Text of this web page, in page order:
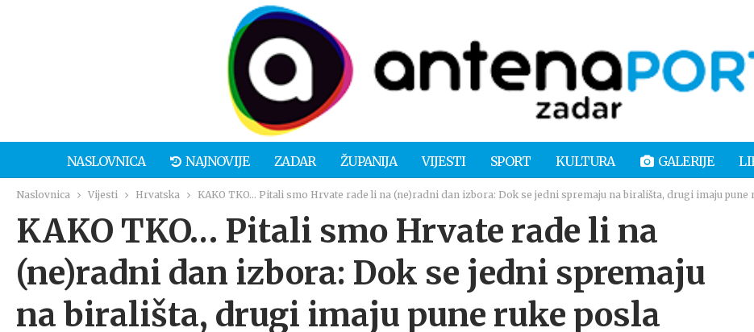
NASLOVNICA NAJNOVIJE ZADAR ŽUPANIJA VIJESTI SPORT KULTURA GALERIJE
Naslovnica Vijesti Hrvatska KAKO TKO… Pitali smo Hrvate rade li na (ne)radni dan izbora: Dok se jedni spremaju na birališta, drugi imaju pune
KAKO TKO… Pitali smo Hrvate rade li na
(ne)radni dan izbora: Dok se jedni spremaju
na birališta, drugi imaju pune ruke posla